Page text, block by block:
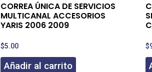
CORREA ÚNICA DE SERVICIOS
MULTICANAL ACCESORIOS
YARIS 2006 2009
$5.00
Añadir al carrito
$